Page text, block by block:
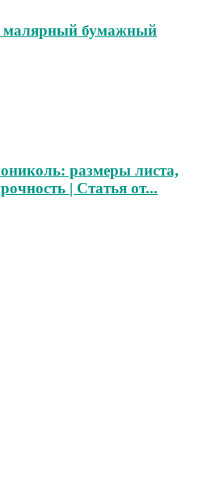
малярный бумажный
размеры листа,
| Статья от...